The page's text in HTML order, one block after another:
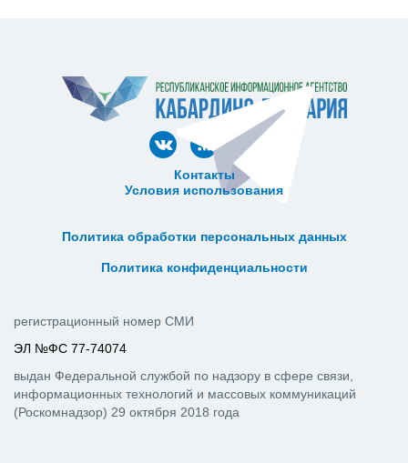
Контакты
Условия использования
Политика обработки персональных данных
Политика конфиденциальности
регистрационный номер СМИ
ЭЛ №ФС 77-74074
выдан Федеральной службой по надзору в сфере связи,
информационных технологий и массовых коммуникаций
(Роскомнадзор) 29 октября 2018 года